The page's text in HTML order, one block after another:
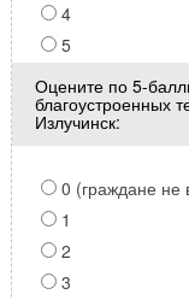
4
5
Оцените по 5-
благоустроенных
Излучинск:
0 (граждане не
1
2
3